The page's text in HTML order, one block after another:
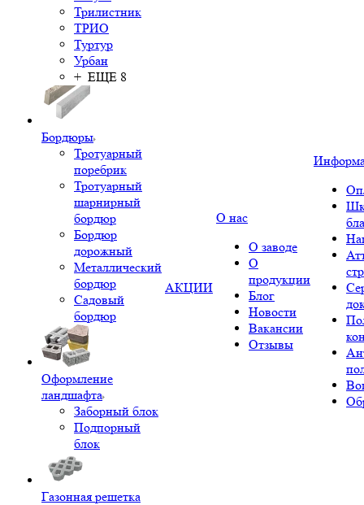
Трилистник
ТРИО
Туртур
Урбан
+ ЕЩЕ 8
Бордюры
Тротуарный
поребрик
Тротуарный
шарнирный
бордюр
Бордюр
дорожный
Металлический
бордюр
Садовый
бордюр
Оформление
ландшафта
Заборный блок
Подпорный
блок
Газонная решетка
АКЦИИ
О нас
О заводе
О
продукции
Блог
Новости
Вакансии
Отзывы